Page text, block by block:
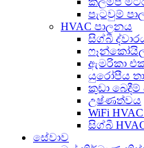
පැටවුම්
HVAC පාලනය
සිග්බී
ෆෑන්කෝයිල්
ඇමරිකා
යුරෝපීය
කුඩා බෙදීම්
උෂ්ණත්වය
WiFi
සිග්බී
සේවාව